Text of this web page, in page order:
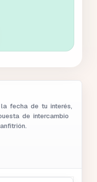
fecha de tu interés,
de intercambio